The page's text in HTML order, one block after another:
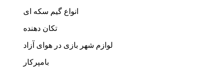
انواع گیم سکه ای
تکان دهنده
لوازم شهر بازی در هوای آزاد
بامپرکار